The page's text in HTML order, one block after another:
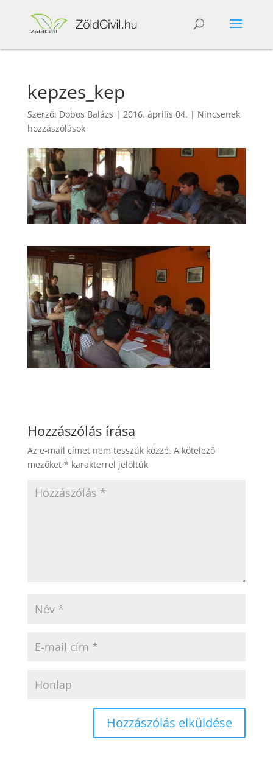
kepzes_kep
Szerző: Dobos Balázs | 2016. április 04. | Nincsenek
hozzászólások
Hozzászólás írása
Az e-mail címet nem tesszük közzé. A kötelező
mezőket * karakterrel jelöltük